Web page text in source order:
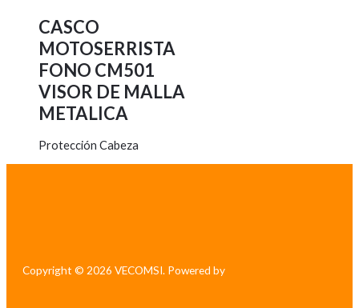
CASCO
MOTOSERRISTA
FONO CM501
VISOR DE MALLA
METALICA
Protección Cabeza
Copyright © 2026 VECOMSI. Powered by